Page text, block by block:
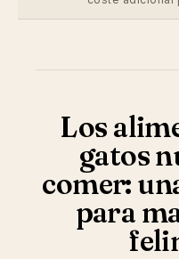
Los
gatos
comer:
para